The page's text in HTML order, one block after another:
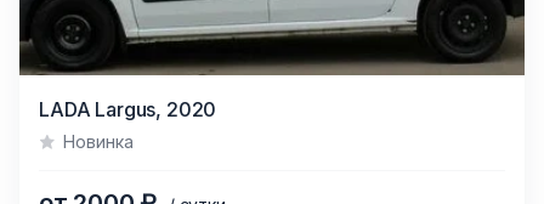
LADA Largus, 2020
Новинка